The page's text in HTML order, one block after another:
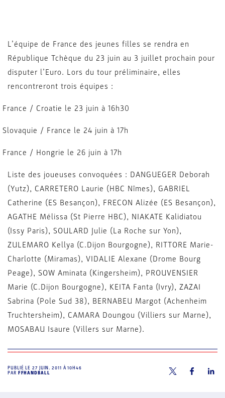
L’équipe de France des jeunes filles se rendra en
République Tchèque du 23 juin au 3 juillet prochain pour
disputer l’Euro. Lors du tour préliminaire, elles
rencontreront trois équipes :
France / Croatie le 23 juin à 16h30
Slovaquie / France le 24 juin à 17h
France / Hongrie le 26 juin à 17h
Liste des joueuses convoquées : DANGUEGER Deborah
(Yutz), CARRETERO Laurie (HBC Nîmes), GABRIEL
Catherine (ES Besançon), FRECON Alizée (ES Besançon),
AGATHE Mélissa (St Pierre HBC), NIAKATE Kalidiatou
(Issy Paris), SOULARD Julie (La Roche sur Yon),
ZULEMARO Kellya (C.Dijon Bourgogne), RITTORE Marie-
Charlotte (Miramas), VIDALIE Alexane (Drome Bourg
Peage), SOW Aminata (Kingersheim), PROUVENSIER
Marie (C.Dijon Bourgogne), KEITA Fanta (Ivry), ZAZAI
Sabrina (Pole Sud 38), BERNABEU Margot (Achenheim
Truchtersheim), CAMARA Doungou (Villiers sur Marne),
MOSABAU Isaure (Villers sur Marne).
PUBLIÉ LE27 JUIN. 2011 À 10H46
PAR FFHANDBALL